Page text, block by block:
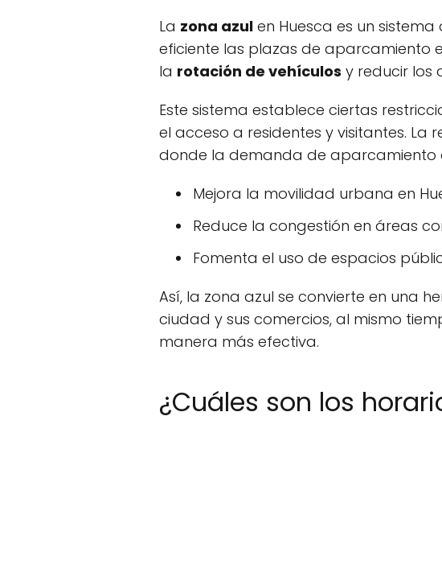
La zona azul en Huesca es un
eficiente las plazas de aparcamiento
la rotación de vehículos y reducir los
Este sistema establece ciertas
el acceso a residentes y visitantes.
donde la demanda de aparcamiento
Mejora la movilidad urbana en
Reduce la congestión en áreas
Fomenta el uso de espacios
Así, la zona azul se convierte en una
ciudad y sus comercios, al mismo
manera más efectiva.
¿Cuáles son los